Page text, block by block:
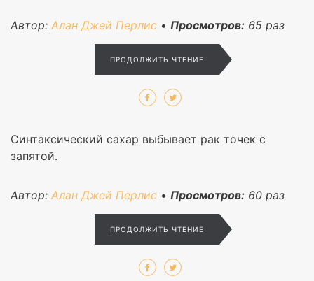
Автор: Алан Джей Перлис • Просмотров: 65 раз
ПРОДОЛЖИТЬ ЧТЕНИЕ
Синтаксический сахар выбывает рак точек с
запятой.
Автор: Алан Джей Перлис • Просмотров: 60 раз
ПРОДОЛЖИТЬ ЧТЕНИЕ